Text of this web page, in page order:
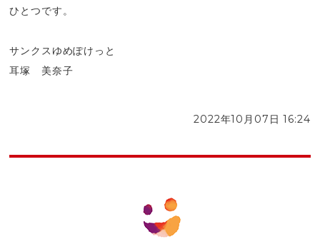
ひとつです。
サンクスゆめぽけっと
耳塚 美奈子
2022年10月07日 16:24